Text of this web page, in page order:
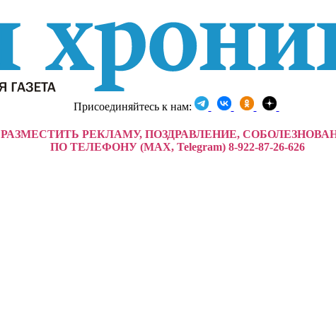
Присоединяйтесь к нам:
РАЗМЕСТИТЬ РЕКЛАМУ, ПОЗДРАВЛЕНИЕ,
ПО ТЕЛЕФОНУ (MAX, Telegram) 8-922-87-26-626